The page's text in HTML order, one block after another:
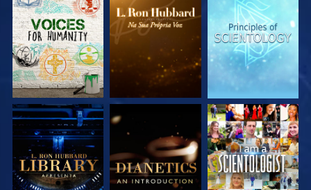
EXPLORE A SÉRIE EXPLORE A SÉRIE EXPLORE A SÉRIE
EXPLORE A SÉRIE EXPLORE A SÉRIE VEJA